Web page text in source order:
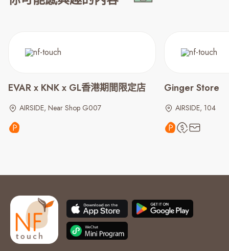
EVAR x KNK x GL香港期間限定店
AIRSIDE, Near Shop G007
Ginger Store
AIRSIDE, 104